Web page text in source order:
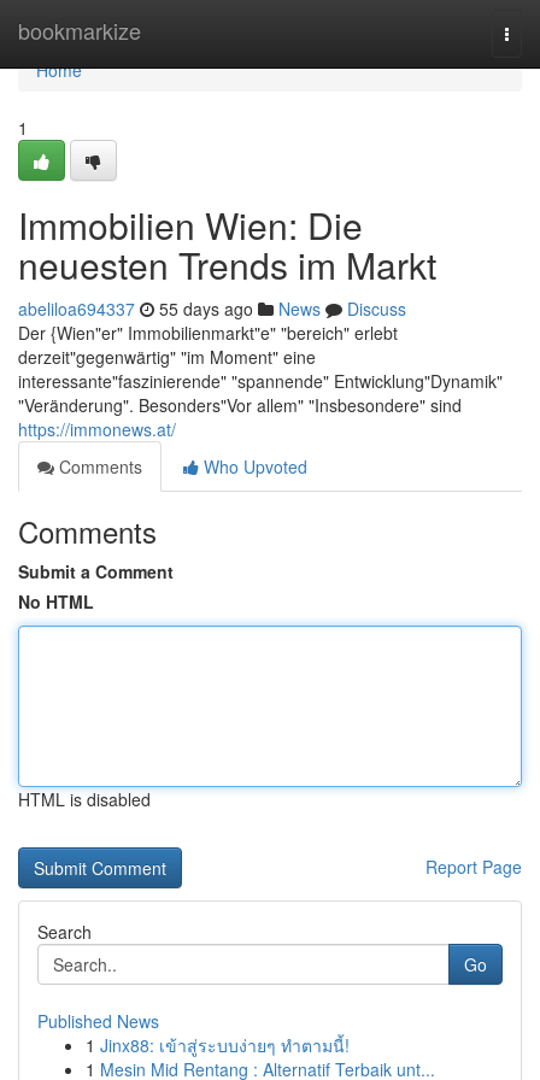
bookmarkize
Home
Home
1
Immobilien Wien: Die
neuesten Trends im Markt
abeliloa694337 55 days ago News
Discuss
Der {Wien"er" Immobilienmarkt"e" "bereich" erlebt
derzeit"gegenwärtig" "im Moment" eine
interessante"faszinierende" "spannende" Entwicklung"Dynamik"
"Veränderung". Besonders"Vor allem" "Insbesondere" sind
https://immonews.at/
Comments
Who Upvoted
Comments
Submit a Comment
No HTML
HTML is disabled
Report Page
Search
Go
Published News
1 Jinx88: เข้าสู่ระบบง่ายๆ ทำตามนี้!
1 Mesin Mid Rentang : Alternatif Terbaik unt...